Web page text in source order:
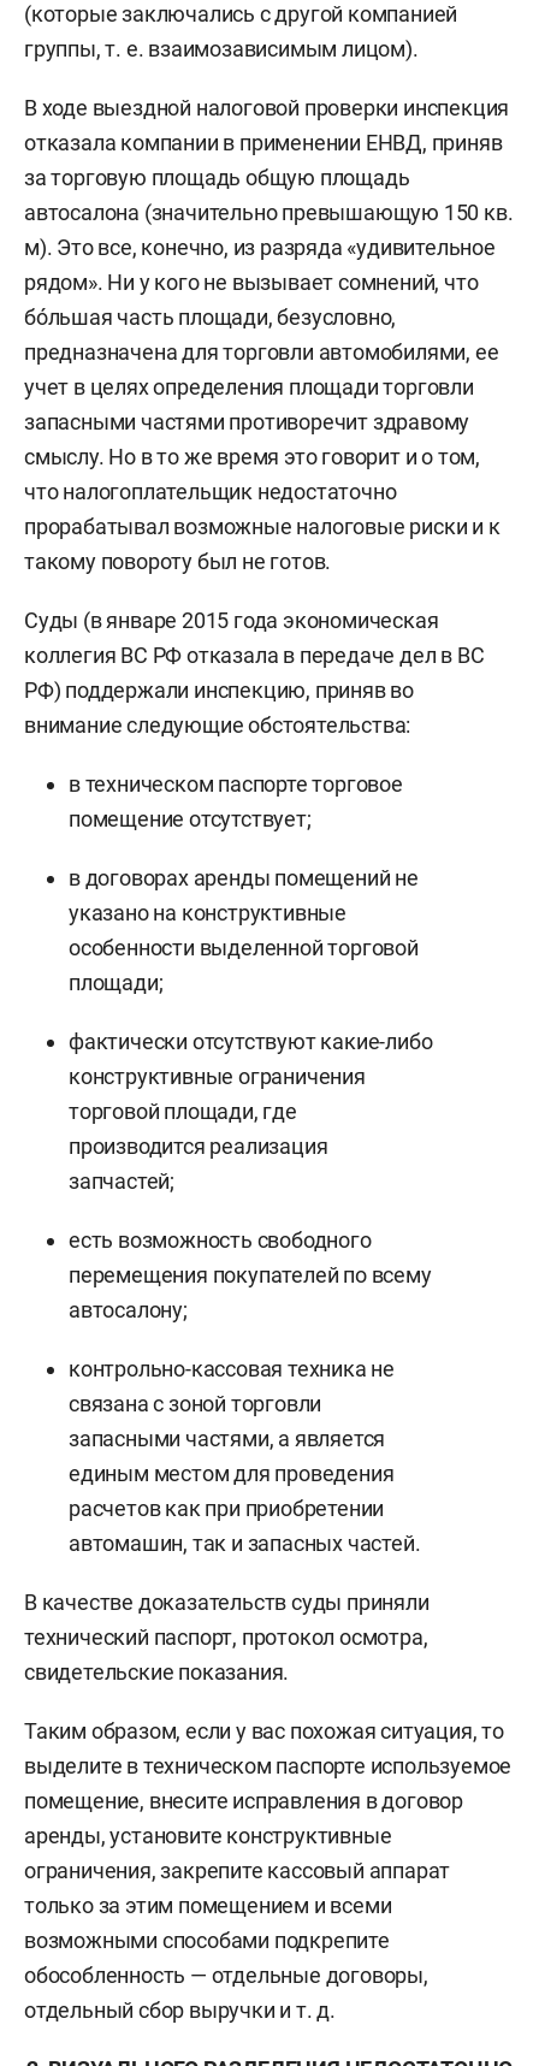
(которые заключались с другой компанией
группы, т. е. взаимозависимым лицом).
В ходе выездной налоговой проверки инспекция
отказала компании в применении ЕНВД, приняв
за торговую площадь общую площадь
автосалона (значительно превышающую 150 кв.
м). Это все, конечно, из разряда «удивительное
рядом». Ни у кого не вызывает сомнений, что
бóльшая часть площади, безусловно,
предназначена для торговли автомобилями, ее
учет в целях определения площади торговли
запасными частями противоречит здравому
смыслу. Но в то же время это говорит и о том,
что налогоплательщик недостаточно
прорабатывал возможные налоговые риски и к
такому повороту был не готов.
Суды (в январе 2015 года экономическая
коллегия ВС РФ отказала в передаче дел в ВС
РФ) поддержали инспекцию, приняв во
внимание следующие обстоятельства:
в техническом паспорте торговое
помещение отсутствует;
в договорах аренды помещений не
указано на конструктивные
особенности выделенной торговой
площади;
фактически отсутствуют какие-либо
конструктивные ограничения
торговой площади, где
производится реализация
запчастей;
есть возможность свободного
перемещения покупателей по всему
автосалону;
контрольно-кассовая техника не
связана с зоной торговли
запасными частями, а является
единым местом для проведения
расчетов как при приобретении
автомашин, так и запасных частей.
В качестве доказательств суды приняли
технический паспорт, протокол осмотра,
свидетельские показания.
Таким образом, если у вас похожая ситуация, то
выделите в техническом паспорте используемое
помещение, внесите исправления в договор
аренды, установите конструктивные
ограничения, закрепите кассовый аппарат
только за этим помещением и всеми
возможными способами подкрепите
обособленность — отдельные договоры,
отдельный сбор выручки и т. д.